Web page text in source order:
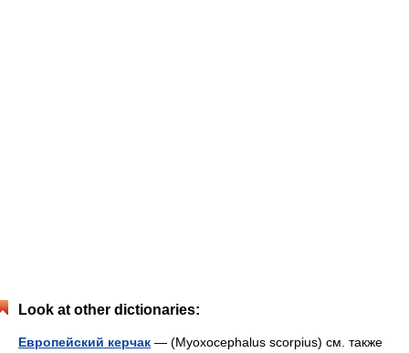
Look at other dictionaries:
Европейский керчак — (Myoxocephalus scorpius) см. также